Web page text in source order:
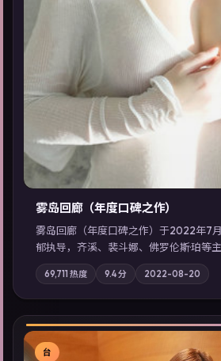
雾岛回廊（年度口碑之作）
雾岛回廊（年度口碑之作）于2022年7
郁执导，齐溪、裴斗娜、佛罗伦斯·珀等
主轴，边境小镇的平静被一封匿名信彻
地域气质；站内亦可通过「国产免费观
展检索同类型高分佳作，畅享高清在线
69,711热度 9.4分 2022-08-20
台